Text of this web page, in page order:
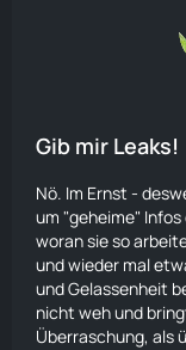
Gib mir Leaks!
Nö. Im Ernst -
um "geheime"
woran sie so
und wieder mal
und Gelassenheit
nicht weh und
Überraschung, als